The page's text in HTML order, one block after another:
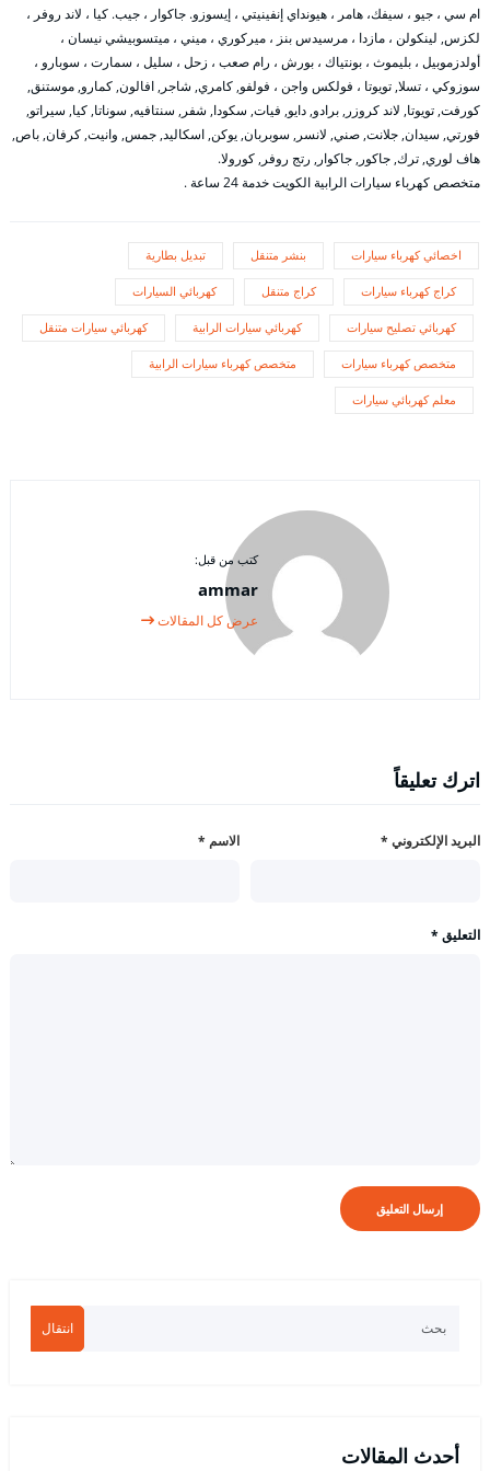
ام سي ، جيو ، سيفك، هامر ، هيونداي إنفينيتي ، إيسوزو. جاكوار ، جيب. كيا ، لاند روفر ،
لكزس, لينكولن ، مازدا ، مرسيدس بنز ، ميركوري ، ميني ، ميتسوبيشي نيسان ،
أولدزموبيل ، بليموث ، بونتياك ، بورش ، رام صعب ، زحل ، سليل ، سمارت ، سوبارو ،
سوزوكي ، تسلا, تويوتا ، فولكس واجن ، فولفو, كامري, شاجر, افالون, كمارو, موستنق,
كورفت, تويوتا, لاند كروزر, برادو, دايو, فيات, سكودا, شفر, سنتافيه, سوناتا, كيا, سيراتو,
فورتي, سيدان, جلانت, صني, لانسر, سوبربان, يوكن, اسكاليد, جمس, وانيت, كرفان, باص,
هاف لوري, ترك, جاكور, جاكوار, رتج روفر, كورولا.
متخصص كهرباء سيارات الرابية الكويت خدمة 24 ساعة .
اخصائي كهرباء سيارات بنشر متنقل تبديل بطارية
كراج كهرباء سيارات كراج متنقل كهربائي السيارات
كهربائي تصليح سيارات كهربائي سيارات الرابية كهربائي سيارات متنقل
متخصص كهرباء سيارات متخصص كهرباء سيارات الرابية
معلم كهربائي سيارات
كتب من قبل:
ammar
عرض كل المقالات
اترك تعليقاً
الاسم * البريد الإلكتروني *
التعليق *
انتقال
أحدث المقالات